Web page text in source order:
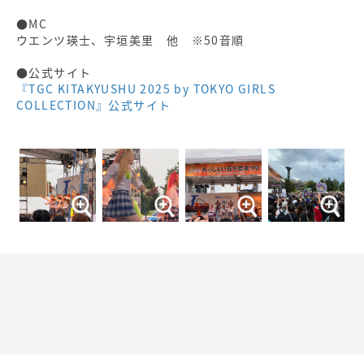
●MC
ウエンツ瑛士、宇垣美里 他 ※50音順
●公式サイト
『TGC KITAKYUSHU 2025 by TOKYO GIRLS
COLLECTION』公式サイト